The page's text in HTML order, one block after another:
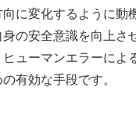
に変化するように動
の安全意識を向上さ
ューマンエラーによ
有効な手段です。